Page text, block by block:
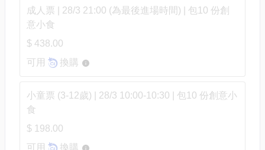
成人票 | 28/3 21:00 (為最後進場時間) | 包10 份創
意小食
$ 438.00
可用
換購
小童票 (3-12歲) | 28/3 10:00-10:30 | 包10 份創意小
食
$ 198.00
可用
換購